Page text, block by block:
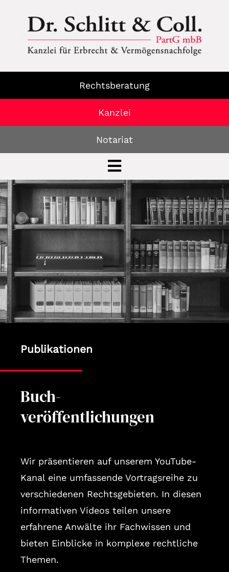
Rechtsberatung
Kanzlei
Notariat

Publikationen
Buch-
veröffentlichungen
Wir präsentieren auf unserem YouTube-
Kanal eine umfassende Vortragsreihe zu
verschiedenen Rechtsgebieten. In diesen
informativen Videos teilen unsere
erfahrene Anwälte ihr Fachwissen und
bieten Einblicke in komplexe rechtliche
Themen.